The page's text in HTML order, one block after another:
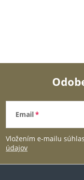
c
i
e
Z
á
p
Email
Vložením e-mailu
údajov